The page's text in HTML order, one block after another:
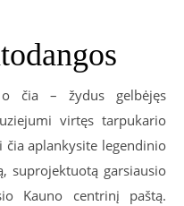
čia – žydus gelbėjęs
virtęs tarpukario
aplankysite legendinio
suprojektuotą garsiausio
Kauno centrinį paštą.